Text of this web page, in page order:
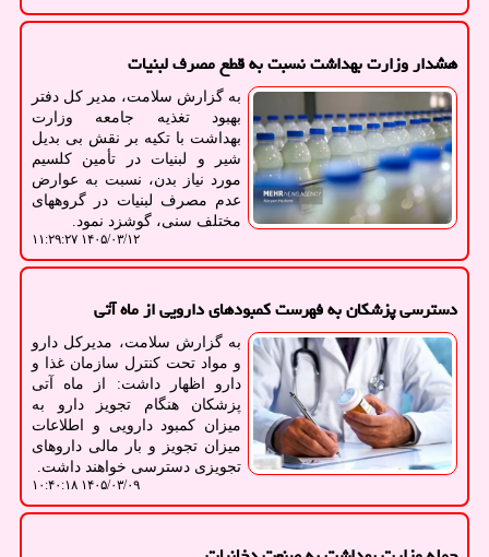
هشدار وزارت بهداشت نسبت به قطع مصرف لبنیات
به گزارش سلامت، مدیر کل دفتر
بهبود تغذیه جامعه وزارت
بهداشت با تکیه بر نقش بی بدیل
شیر و لبنیات در تأمین کلسیم
مورد نیاز بدن، نسبت به عوارض
عدم مصرف لبنیات در گروههای
مختلف سنی، گوشزد نمود.
۱۴۰۵/۰۳/۱۲ ۱۱:۲۹:۲۷
دسترسی پزشکان به فهرست کمبودهای دارویی از ماه آتی
به گزارش سلامت، مدیرکل دارو
و مواد تحت کنترل سازمان غذا و
دارو اظهار داشت: از ماه آتی
پزشکان هنگام تجویز دارو به
میزان کمبود دارویی و اطلاعات
میزان تجویز و بار مالی داروهای
تجویزی دسترسی خواهند داشت.
۱۴۰۵/۰۳/۰۹ ۱۰:۴۰:۱۸